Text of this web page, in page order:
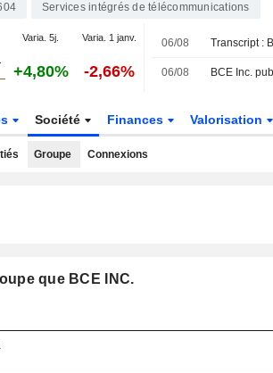
Services intégrés de télécommunications
Varia. 5j. Varia. 1 janv.
+4,80% -2,66%
06/08
06/08
Société Finances Valorisation
Groupe Connexions
que BCE INC.